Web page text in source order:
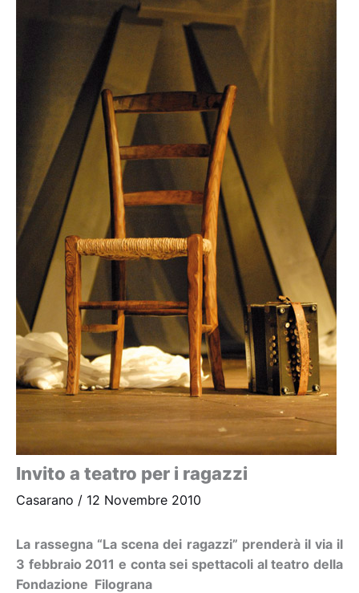
Invito a teatro per i ragazzi
Casarano / 12 Novembre 2010
La rassegna “La scena dei ragazzi” prenderà il via il
3 febbraio 2011 e conta sei spettacoli al teatro della
Fondazione Filograna